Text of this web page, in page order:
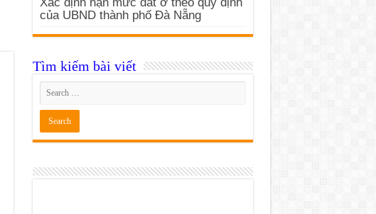
của UBND thành phố Đà Nẵng
Tìm kiếm bài viết